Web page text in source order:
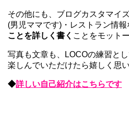
その他にも、ブログカスタマイ
(男児ママです)・レストラン情
ことを詳しく書く ことをモット
写真も文章も、LOCOの練習と
楽しんでいただけたら嬉しく思い
◆詳しい自己紹介はこちらです